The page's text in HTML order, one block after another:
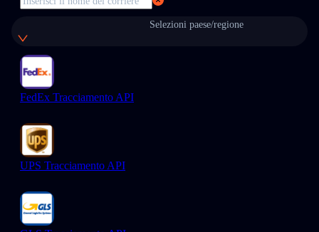
Selezioni paese/regione
FedEx Tracciamento API
UPS Tracciamento API